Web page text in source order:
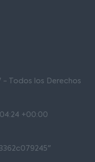
- Todos los Derechos
+00:00